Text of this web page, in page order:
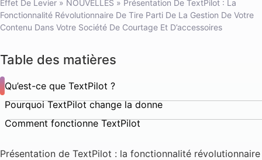
Effet De Levier » NOUVELLES » Présentation De TextPilot : La
Fonctionnalité Révolutionnaire De Tire Parti De La Gestion De Votre
Contenu Dans Votre Société De Courtage Et D’accessoires
Table des matières
Qu’est-ce que TextPilot ?
Pourquoi TextPilot change la donne
Comment fonctionne TextPilot
Présentation de TextPilot : la fonctionnalité révolutionnaire